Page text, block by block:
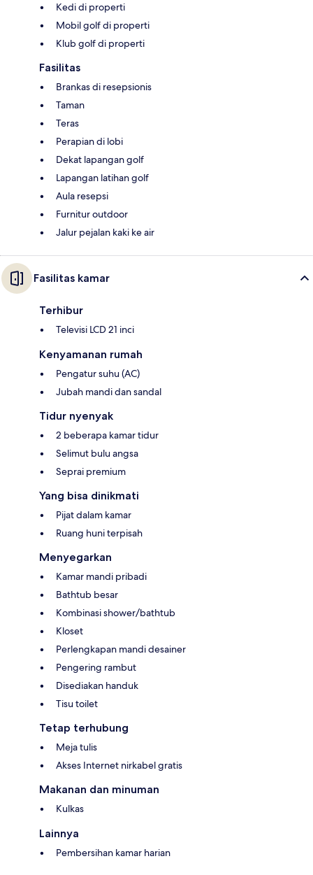
Kedi di properti
Mobil golf di properti
Klub golf di properti
Fasilitas
Brankas di resepsionis
Taman
Teras
Perapian di lobi
Dekat lapangan golf
Lapangan latihan golf
Aula resepsi
Furnitur outdoor
Jalur pejalan kaki ke air
Fasilitas kamar
Terhibur
Televisi LCD 21 inci
Kenyamanan rumah
Pengatur suhu (AC)
Jubah mandi dan sandal
Tidur nyenyak
2 beberapa kamar tidur
Selimut bulu angsa
Seprai premium
Yang bisa dinikmati
Pijat dalam kamar
Ruang huni terpisah
Menyegarkan
Kamar mandi pribadi
Bathtub besar
Kombinasi shower/bathtub
Kloset
Perlengkapan mandi desainer
Pengering rambut
Disediakan handuk
Tisu toilet
Tetap terhubung
Meja tulis
Akses Internet nirkabel gratis
Makanan dan minuman
Kulkas
Lainnya
Pembersihan kamar harian